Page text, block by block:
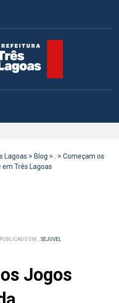
Lagoas > Blog > . > Começam os
Três Lagoas
PUBLICADO EM .,SEJUVEL
Jogos